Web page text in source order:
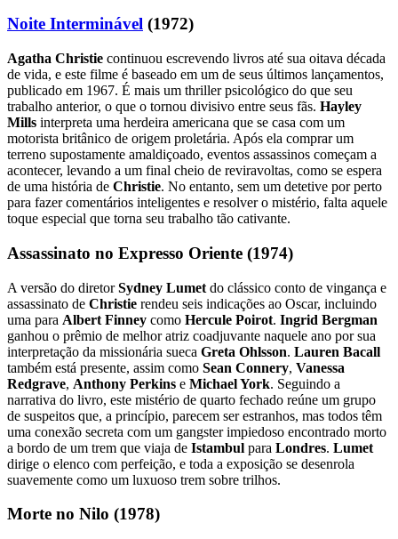
Noite Interminável (1972)
Agatha Christie continuou escrevendo livros até sua oitava década
de vida, e este filme é baseado em um de seus últimos lançamentos,
publicado em 1967. É mais um thriller psicológico do que seu
trabalho anterior, o que o tornou divisivo entre seus fãs. Hayley
Mills interpreta uma herdeira americana que se casa com um
motorista britânico de origem proletária. Após ela comprar um
terreno supostamente amaldiçoado, eventos assassinos começam a
acontecer, levando a um final cheio de reviravoltas, como se espera
de uma história de Christie. No entanto, sem um detetive por perto
para fazer comentários inteligentes e resolver o mistério, falta aquele
toque especial que torna seu trabalho tão cativante.
Assassinato no Expresso Oriente (1974)
A versão do diretorSydney Lumet do clássico conto de vingança e
assassinato de Christie rendeu seis indicações ao Oscar, incluindo
uma para Albert Finney como Hercule Poirot. Ingrid Bergman
ganhou o prêmio de melhor atriz coadjuvante naquele ano por sua
interpretação da missionária sueca Greta Ohlsson. Lauren Bacall
também está presente, assim como Sean Connery, Vanessa
Redgrave, Anthony Perkins e Michael York. Seguindo a
narrativa do livro, este mistério de quarto fechado reúne um grupo
de suspeitos que, a princípio, parecem ser estranhos, mas todos têm
uma conexão secreta com um gangster impiedoso encontrado morto
a bordo de um trem que viaja de Istambul para Londres. Lumet
dirige o elenco com perfeição, e toda a exposição se desenrola
suavemente como um luxuoso trem sobre trilhos.
Morte no Nilo (1978)